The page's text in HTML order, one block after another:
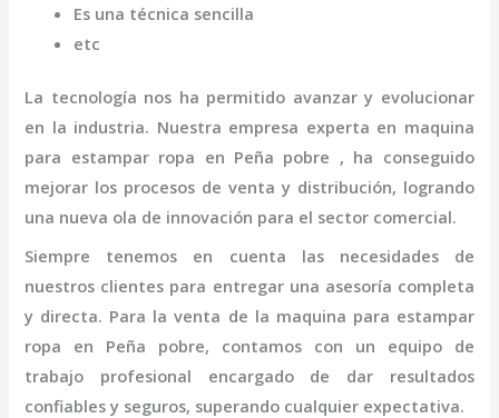
Es una técnica sencilla
etc
La tecnología nos ha permitido avanzar y evolucionar
en la industria. Nuestra empresa experta en maquina
para estampar ropa en Peña pobre , ha conseguido
mejorar los procesos de venta y distribución, logrando
una nueva ola de innovación para el sector comercial.
Siempre tenemos en cuenta las necesidades de
nuestros clientes para entregar una asesoría completa
y directa. Para la venta de la maquina para estampar
ropa en Peña pobre, contamos con un equipo de
trabajo profesional encargado de dar resultados
confiables y seguros, superando cualquier expectativa.